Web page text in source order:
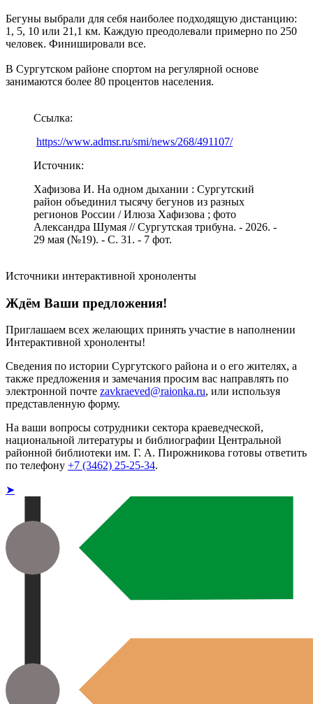
Бегуны выбрали для себя наиболее подходящую дистанцию:
1, 5, 10 или 21,1 км. Каждую преодолевали примерно по 250
человек. Финишировали все.
В Сургутском районе спортом на регулярной основе
занимаются более 80 процентов населения.
Ссылка:
https://www.admsr.ru/smi/news/268/491107/
Источник:
Хафизова И. На одном дыхании : Сургутский
район объединил тысячу бегунов из разных
регионов России / Илюза Хафизова ; фото
Александра Шумая // Сургутская трибуна. - 2026. -
29 мая (№19). - С. 31. - 7 фот.
Источники интерактивной хроноленты
Ждём Ваши предложения!
Приглашаем всех желающих принять участие в наполнении
Интерактивной хроноленты!
Сведения по истории Сургутского района и о его жителях, а
также предложения и замечания просим вас направлять по
электронной почте zavkraeved@raionka.ru, или используя
представленную форму.
На ваши вопросы сотрудники сектора краеведческой,
национальной литературы и библиографии Центральной
районной библиотеки им. Г. А. Пирожникова готовы ответить
по телефону +7 (3462) 25-25-34.
➤